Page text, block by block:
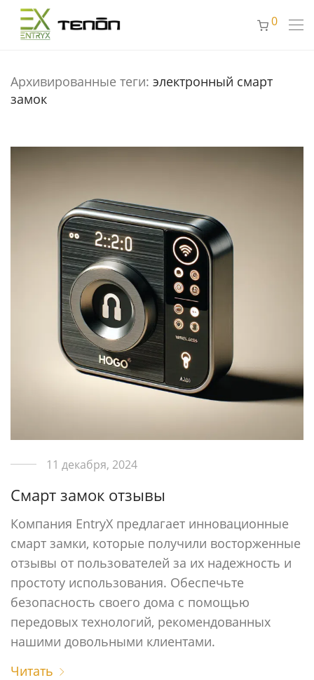
0
Архивированные теги: электронный смарт
замок
11 декабря, 2024
Cмарт замок отзывы
Компания EntryX предлагает инновационные
смарт замки, которые получили восторженные
отзывы от пользователей за их надежность и
простоту использования. Обеспечьте
безопасность своего дома с помощью
передовых технологий, рекомендованных
нашими довольными клиентами.
Читать